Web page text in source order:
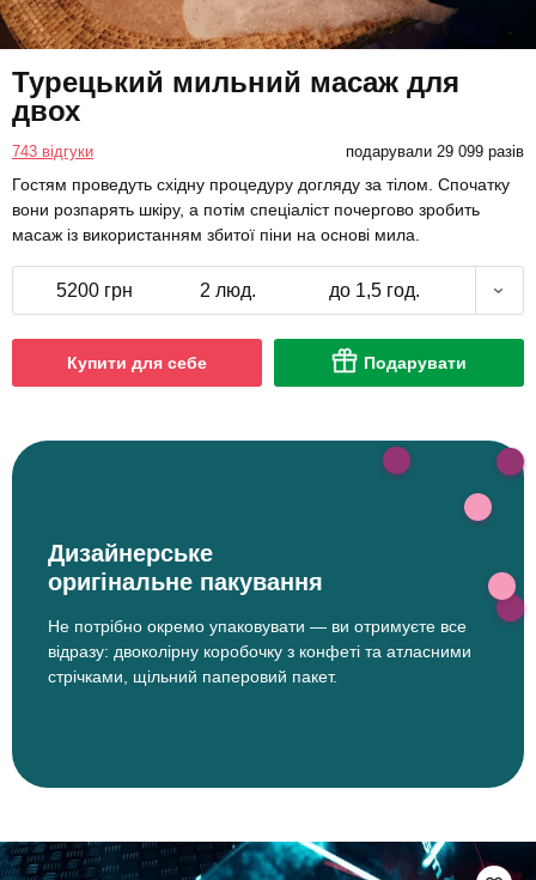
Турецький мильний масаж для
двох
743 відгуки подарували 29 099 разів
Гостям проведуть східну процедуру догляду за тілом. Спочатку
вони розпарять шкіру, а потім спеціаліст почергово зробить
масаж із використанням збитої піни на основі мила.
5200 грн 2 люд. до 1,5 год.
Купити для себе Подарувати
Дизайнерське
оригінальне пакування
Не потрібно окремо упаковувати — ви отримуєте все
відразу: двоколірну коробочку з конфеті та атласними
стрічками, щільний паперовий пакет.